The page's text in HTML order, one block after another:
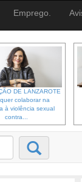
Emprego.
DE LANZAROTE
colaborar na
à violência sexual
contra...